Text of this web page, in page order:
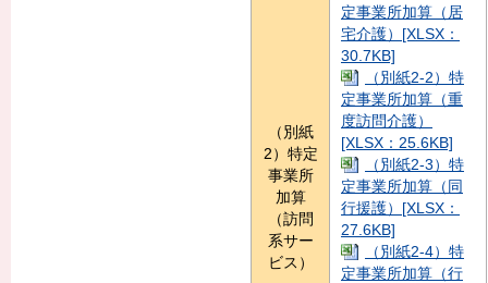
（別紙
2）特定
事業所
加算
（訪問
系サー
ビス）
定事業所加算（居
宅介護）[XLSX：
30.7KB]
（別紙2-2）特
定事業所加算（重
度訪問介護）
[XLSX：25.6KB]
（別紙2-3）特
定事業所加算（同
行援護）[XLSX：
27.6KB]
（別紙2-4）特
定事業所加算（行